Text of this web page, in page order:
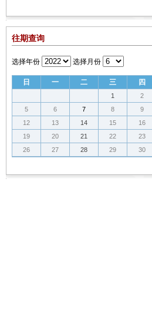
往期查询
选择年份 选择月份
日 一 二 三 四
1 2
5
6 7 8 9
12
13 14 15 16
19
20 21 22 23
26
27 28 29 30